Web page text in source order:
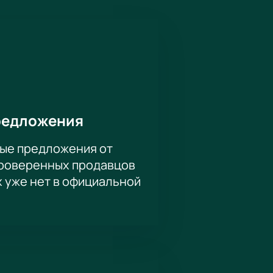
годами, готов
эмоции от
предложения от
продавцов
нет в официальной